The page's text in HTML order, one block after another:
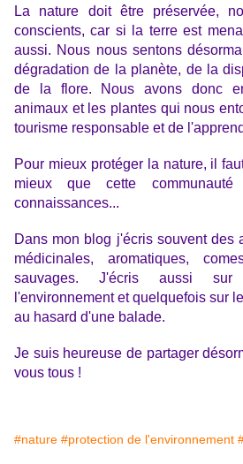
La nature doit être préservée,
conscients, car si la terre est
aussi. Nous nous sentons
dégradation de la planète, de la
de la flore. Nous avons donc
animaux et les plantes qui nous
tourisme responsable et de
Pour mieux protéger la nature, il
mieux que cette
connaissances...
Dans mon blog j'écris souvent des
médicinales, aromatiques,
sauvages. J'écris aussi
l'environnement et quelquefois sur
au hasard d'une balade.
Je suis heureuse de partager
vous tous !
#nature #protection de l'environnement